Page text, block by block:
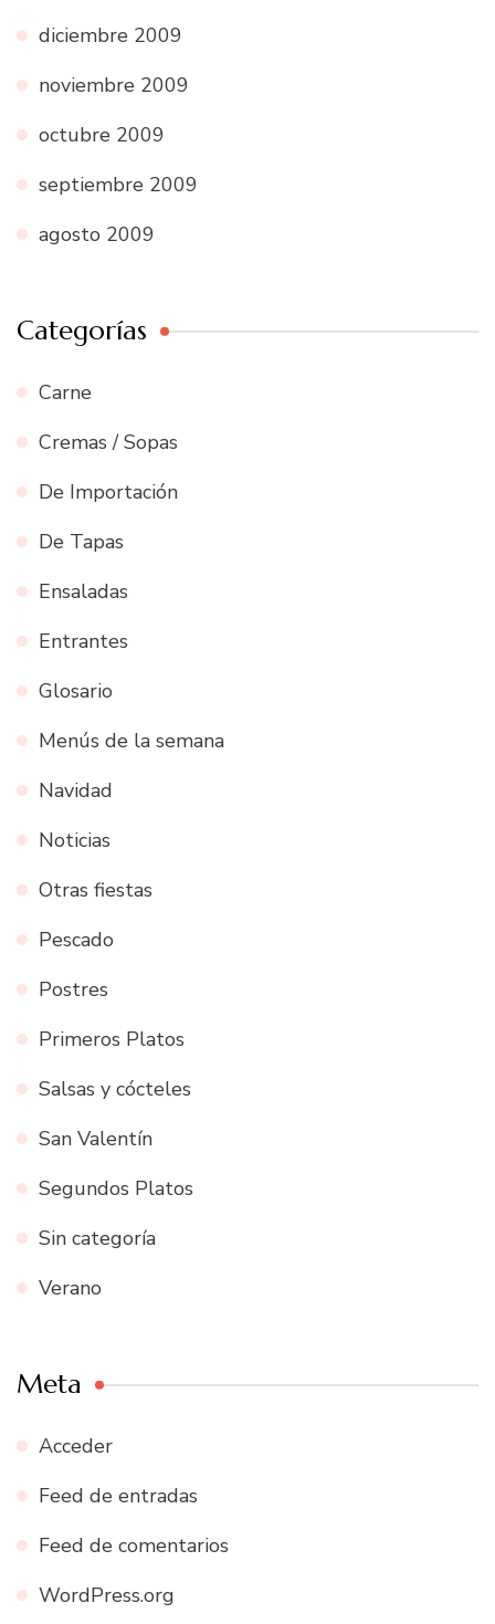
diciembre 2009
noviembre 2009
octubre 2009
septiembre 2009
agosto 2009
Categorías
Carne
Cremas / Sopas
De Importación
De Tapas
Ensaladas
Entrantes
Glosario
Menús de la semana
Navidad
Noticias
Otras fiestas
Pescado
Postres
Primeros Platos
Salsas y cócteles
San Valentín
Segundos Platos
Sin categoría
Verano
Meta
Acceder
Feed de entradas
Feed de comentarios
WordPress.org